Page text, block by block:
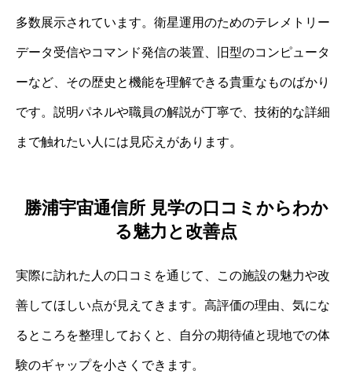
多数展示されています。衛星運用のためのテレメトリー
データ受信やコマンド発信の装置、旧型のコンピュータ
ーなど、その歴史と機能を理解できる貴重なものばかり
です。説明パネルや職員の解説が丁寧で、技術的な詳細
まで触れたい人には見応えがあります。
勝浦宇宙通信所 見学の口コミからわか
る魅力と改善点
実際に訪れた人の口コミを通じて、この施設の魅力や改
善してほしい点が見えてきます。高評価の理由、気にな
るところを整理しておくと、自分の期待値と現地での体
験のギャップを小さくできます。